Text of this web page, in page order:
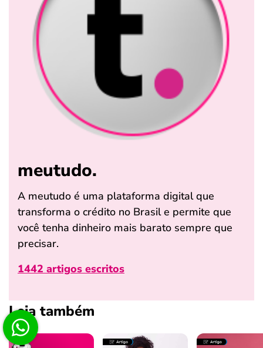
meutudo.
A meutudo é uma plataforma digital que
transforma o crédito no Brasil e permite que
você tenha dinheiro mais barato sempre que
precisar.
1442 artigos escritos
Leia também